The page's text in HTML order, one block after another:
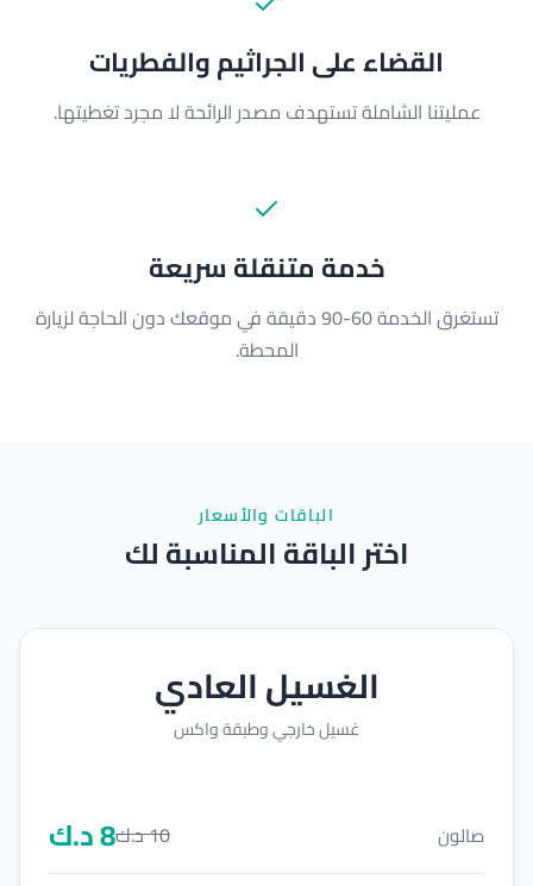
القضاء على الجراثيم والفطريات
عمليتنا الشاملة تستهدف مصدر الرائحة لا مجرد تغطيتها.
خدمة متنقلة سريعة
تستغرق الخدمة 60-90 دقيقة في موقعك دون الحاجة لزيارة
المحطة.
الباقات والأسعار
اختر الباقة المناسبة لك
الغسيل العادي
غسيل خارجي وطبقة واكس
صالون 10د.ك8د.ك